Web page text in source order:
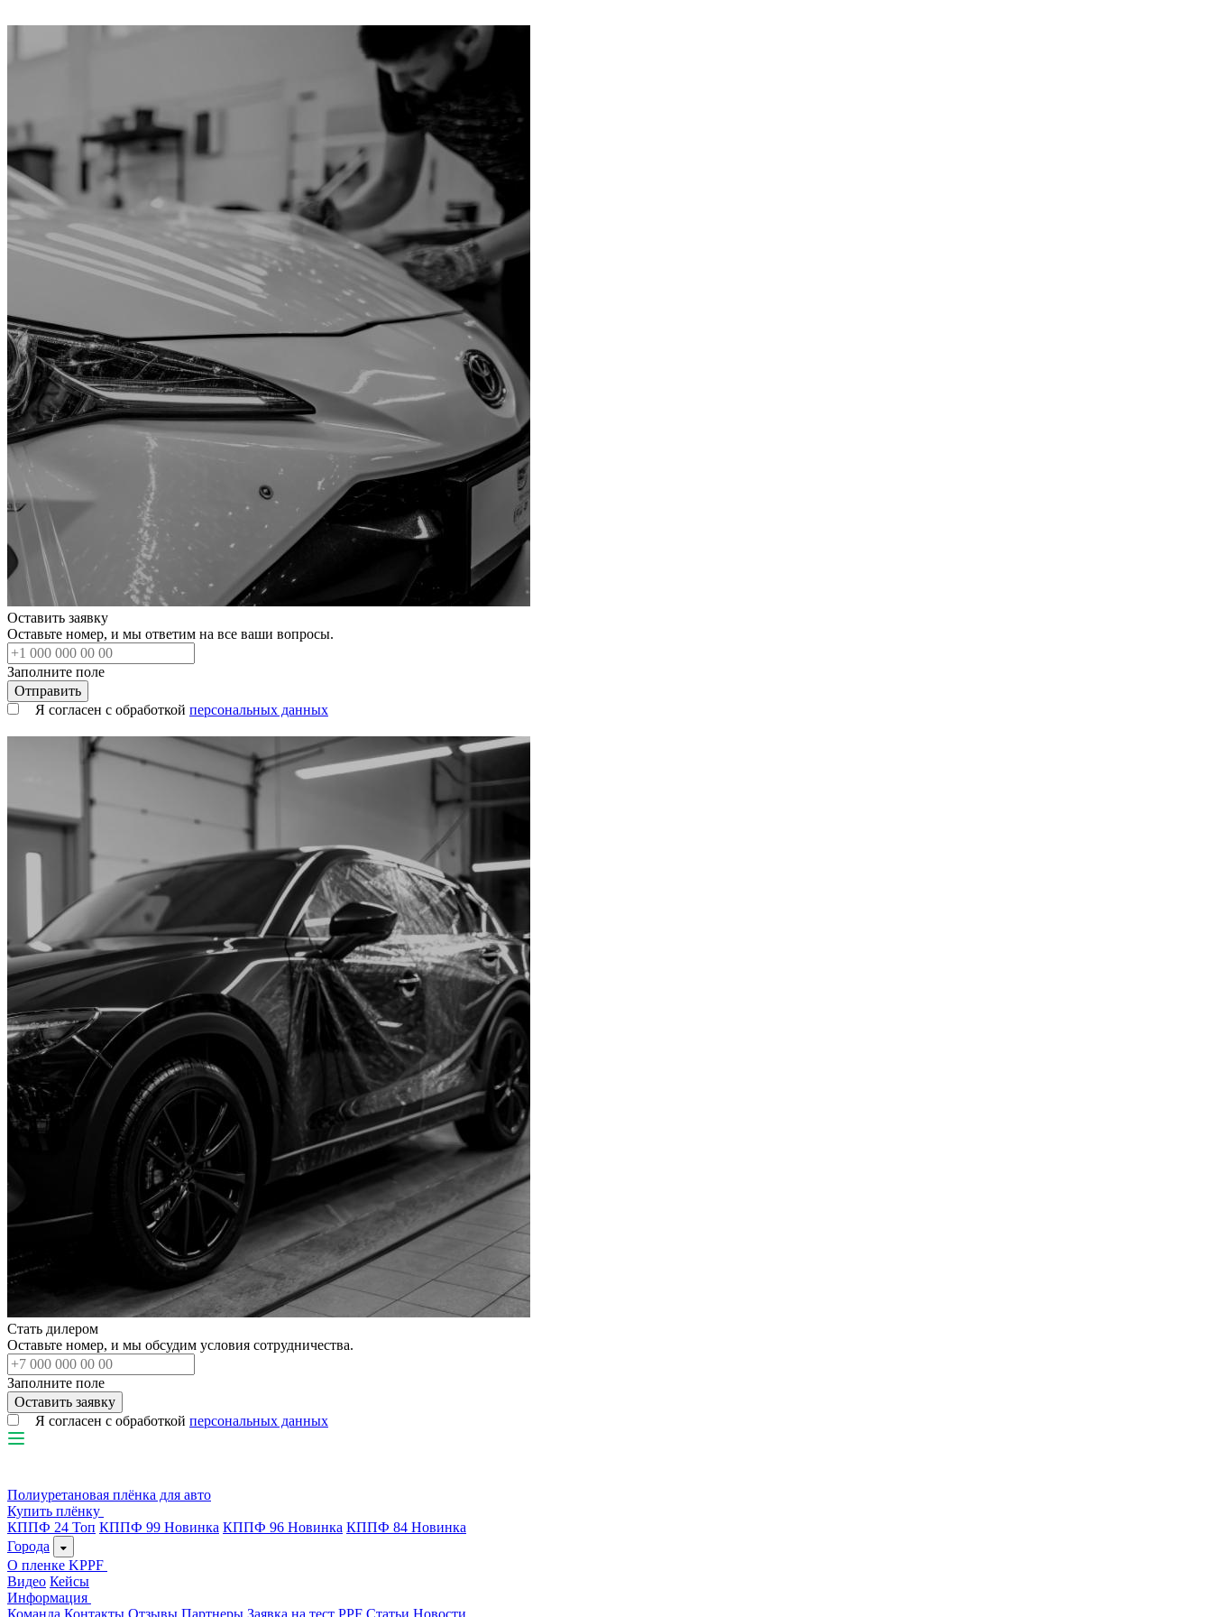
Оставить заявку
Оставьте номер, и мы ответим на все ваши вопросы.
Заполните поле
Я согласен с обработкой персональных данных
Стать дилером
Оставьте номер, и мы обсудим условия сотрудничества.
Заполните поле
Я согласен с обработкой персональных данных
Полиуретановая плёнка для авто
Купить плёнку
КППФ 24 Топ КППФ 99 Новинка КППФ 96 Новинка КППФ 84 Новинка
Города
О пленке KPPF
Видео Кейсы
Информация
Команда Контакты Отзывы Партнеры Заявка на тест PPF Статьи Новости